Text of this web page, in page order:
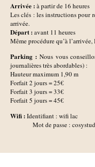
Arrivée : à partir de 16 heures
Les clés : les instructions pour
arrivée.
Départ : avant 11 heures
Même procédure qu’à
Parking : Nous vous
journalières très abordables) :
Hauteur maximum 1,90 m
Forfait 2 jours = 25€
Forfait 3 jours = 33€
Forfait 5 jours = 45€
Wifi : Identifiant : wifi lac
Mot de passe :